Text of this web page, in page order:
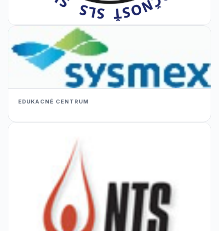
EDUKACNÉ CENTRUM